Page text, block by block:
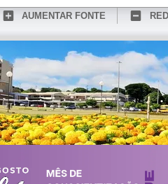
AUMENTAR FONTE